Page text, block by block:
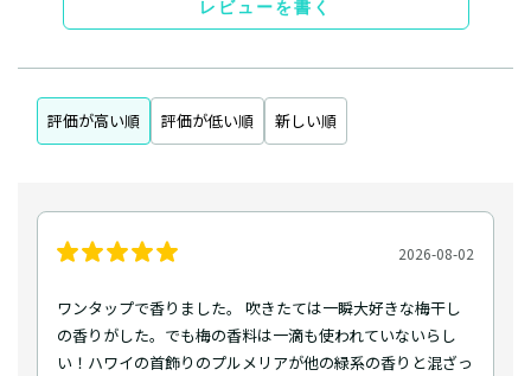
レビューを書く
評価が高い順 評価が低い順 新しい順
2026-08-02
ワンタップで香りました。 吹きたては一瞬大好きな梅干し
の香りがした。でも梅の香料は一滴も使われていないらし
い！ハワイの首飾りのプルメリアが他の緑系の香りと混ざっ